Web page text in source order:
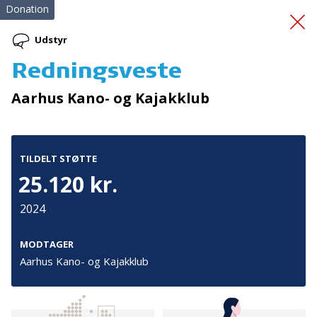
Uddeling af sund
Donation
Udstyr
Redningsveste
Aarhus Kano- og Kajakklub
TILDELT STØTTE
25.120 kr.
2024
MODTAGER
Aarhus Kano- og Kajakklub
Tilmeld nyhedsbrev
De seneste nyheder om TrygFondens og TryghedsGruppens
aktiviteter direkte i din indbakke.